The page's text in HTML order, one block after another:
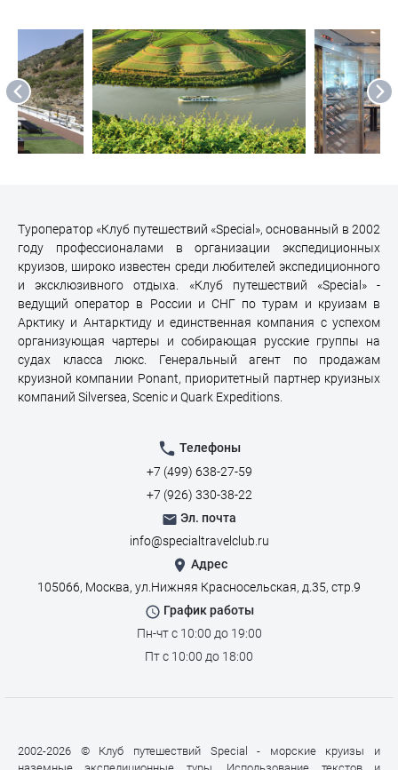
Туроператор «Клуб путешествий «Special», основанный в 2002
году профессионалами в организации экспедиционных
круизов, широко известен среди любителей экспедиционного
и эксклюзивного отдыха. «Клуб путешествий «Special» -
ведущий оператор в России и СНГ по турам и круизам в
Арктику и Антарктиду и единственная компания с успехом
организующая чартеры и собирающая русские группы на
судах класса люкс. Генеральный агент по продажам
круизной компании Ponant, приоритетный партнер круизных
компаний Silversea, Scenic и Quark Expeditions.
Телефоны
+7 (499) 638-27-59
+7 (926) 330-38-22
Эл. почта
info@specialtravelclub.ru
Адрес
105066, Москва, ул.Нижняя Красносельская, д.35, стр.9
График работы
Пн-чт с 10:00 до 19:00
Пт с 10:00 до 18:00
2002-2026 © Клуб путешествий Special - морские круизы и